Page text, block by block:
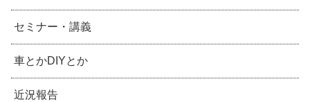
セミナー・講義
車とかDIYとか
近況報告